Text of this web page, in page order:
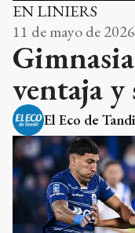
EN LINIERS
11 de mayo de
ventaja y
El Eco de